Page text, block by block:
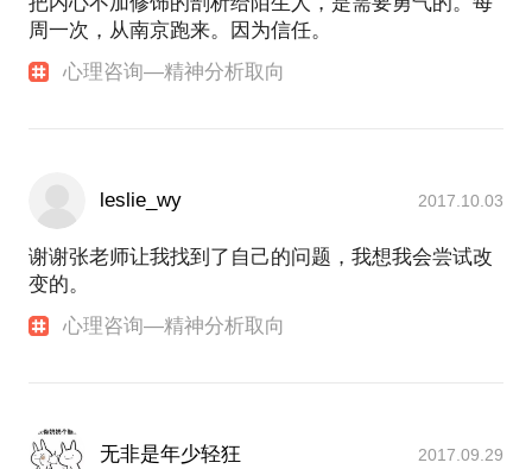
周一次，从南京跑来。因为信任。
心理咨询—精神分析取向
leslie_wy 2017.10.03
谢谢张老师让我找到了自己的问题，我想我会尝试改
变的。
心理咨询—精神分析取向
无非是年少轻狂 2017.09.29